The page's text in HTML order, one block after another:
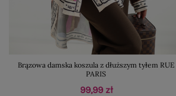
Brązowa damska koszula z dłuższym tyłem RUE
PARIS
99,99 zł